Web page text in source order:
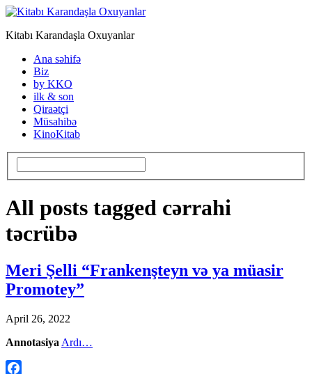
Kitabı Karandaşla Oxuyanlar
Ana səhifə
Biz
by KKO
ilk & son
Qiraətçi
Müsahibə
KinoKitab
All posts tagged cərrahi
təcrübə
Meri Şelli “Frankenşteyn və ya müasir
Promotey”
April 26, 2022
Annotasiya Ardı…